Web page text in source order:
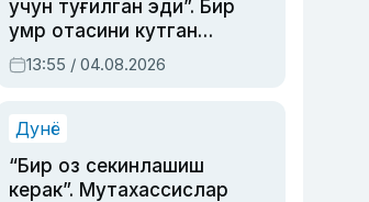
учун туғилган эди”. Бир
умр отасини кутган
актриса ва дубльяж
устаси Римма
синовларга тўла ҳаёти
13:55 / 04.08.2026
Дунё
“Бир оз секинлашиш
керак”. Мутахассислар